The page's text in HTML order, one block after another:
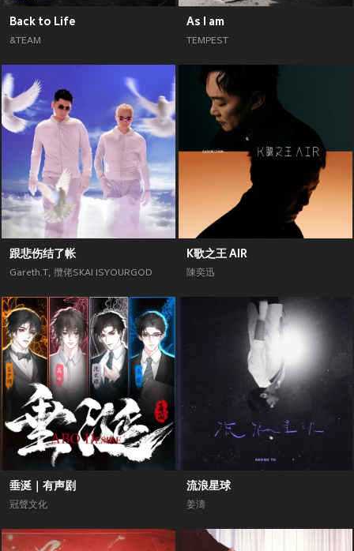
Back to Life
&TEAM
As I am
TEMPEST
跟悲伤结了帐
Gareth.T, 攬佬SKAI ISYOURGOD
K歌之王 AIR
陳奕迅
垂涎｜有声剧
冠聲文化
流浪星球
姜濤